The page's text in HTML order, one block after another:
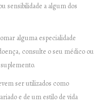
sensibilidade a algum dos
alguma especialidade
consulte o seu médico ou
ser utilizados como
e de um estilo de vida